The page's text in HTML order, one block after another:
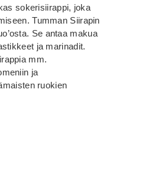
sokerisiirappi, joka
Tumman Siirapin
Se antaa makua
ja marinadit.
mm.
ja
ruokien